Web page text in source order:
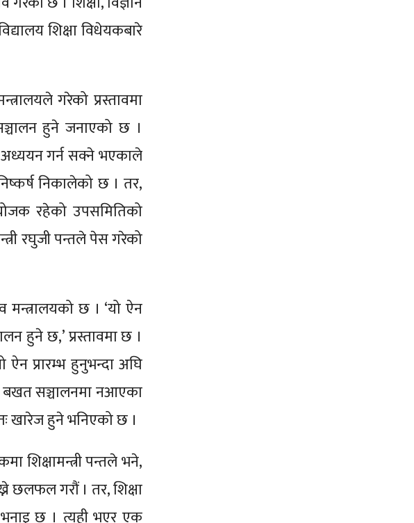
शिक्षा विधेयकबारे
गरेको प्रस्तावमा
हुने जनाएको छ ।
अध्ययन गर्न सक्ने भएकाले
निकालेको छ । तर,
रहेको उपसमितिको
रघुजी पन्तले पेस गरेको
मन्त्रालयको छ । ‘यो ऐन
हुने छ,’ प्रस्तावमा छ ।
ऐन प्रारम्भ हुनुभन्दा अघि
बखत सञ्चालनमा नआएका
खारेज हुने भनिएको छ ।
शिक्षामन्त्री पन्तले भने,
छलफल गरौं । तर, शिक्षा
भनाइ छ । त्यही भएर एक